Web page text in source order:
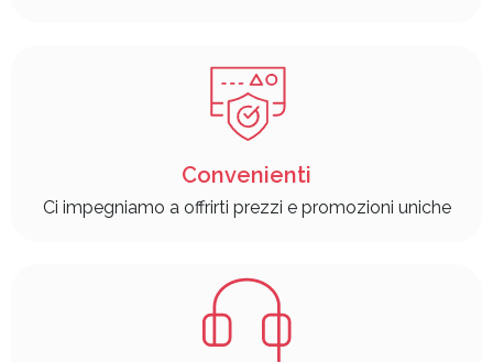
Convenienti
Ci impegniamo a offrirti prezzi e promozioni uniche